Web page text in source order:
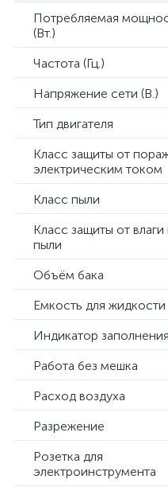
Потребляемая
(Вт.)
Частота (Гц.)
Напряжение сети (В.)
Тип двигателя
Класс защиты от
электрическим током
Класс пыли
Класс защиты от влаги
пыли
Объём бака
Емкость для жидкости
Индикатор заполнения
Работа без мешка
Расход воздуха
Разрежение
Розетка для
электроинструмента